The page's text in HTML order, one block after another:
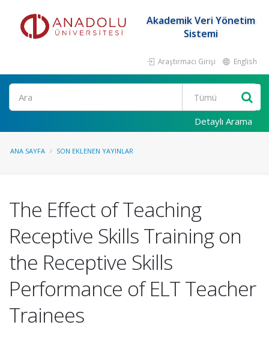
Akademik Veri Yönetim
Sistemi
Araştırmacı Girişi English
Ara
Detaylı Arama
ANA SAYFA SON EKLENEN YAYINLAR
The Effect of Teaching
Receptive Skills Training on
the Receptive Skills
Performance of ELT Teacher
Trainees